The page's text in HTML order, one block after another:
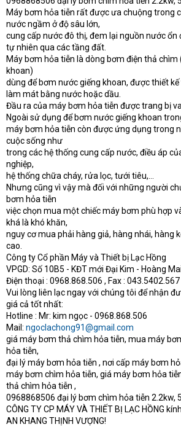
Máy bơm hỏa tiễn rất được ưa chuộng trong
nước ngầm ở độ sâu lớn,
cung cấp nước đô thị, đem lại nguồn nước ổn
tự nhiên qua các tầng đất.
Máy bơm hỏa tiễn là dòng bơm điện thả
khoan)
dùng để bơm nước giếng khoan, được thiết
làm mát bằng nước hoặc dầu.
Đầu ra của máy bơm hỏa tiễn được trang bị
Ngoài sử dụng để bơm nước giếng khoan
máy bơm hỏa tiễn còn được ứng dụng trong
cuộc sống như
trong các hệ thống cung cấp nước, điều áp
nghiệp,
hệ thống chữa cháy, rửa lọc, tưới tiêu,…
Nhưng cũng vì vậy mà đối với những người
bơm hỏa tiễn
việc chọn mua một chiếc máy bơm phù hợp
khá là khó khăn,
nguy cơ mua phải hàng giả, hàng nhái, hàng
cao.
Công ty Cổ phần Máy và Thiết bị Lạc Hồng
VPGD: Số 10B5 - KĐT mới Đại Kim - Hoàng
Điện thoại : 0968.868.506 , Fax : 043.5402.567
Vui lòng liên lạc ngay với chúng tôi để nhận
giá cả tốt nhất:
Hotline : Mr: kim ngọc - 0968.868.506
Mail: ngoclachong91@gmail.com
giá máy bơm thả chìm hỏa tiễn, mua máy
hỏa tiễn,
đại lý máy bơm hỏa tiễn , nơi cấp máy bơm
máy bơm chìm hỏa tiễn, giá máy bơm hỏa
thả chìm hỏa tiễn ,
0968868506 đại lý bơm chìm hỏa tiễn 2.2kw,
CÔNG TY CP MÁY VÀ THIẾT BỊ LẠC HỒNG
AN KHANG THỊNH VƯỢNG!